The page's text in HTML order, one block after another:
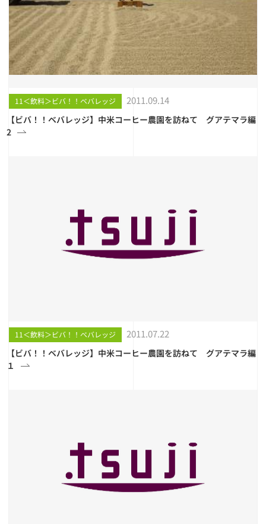
11＜飲料＞ビバ！！ベバレッジ 2011.09.14
【ビバ！！ベバレッジ】中米コーヒー農園を訪ねて グアテマラ編
2
11＜飲料＞ビバ！！ベバレッジ 2011.07.22
【ビバ！！ベバレッジ】中米コーヒー農園を訪ねて グアテマラ編
１